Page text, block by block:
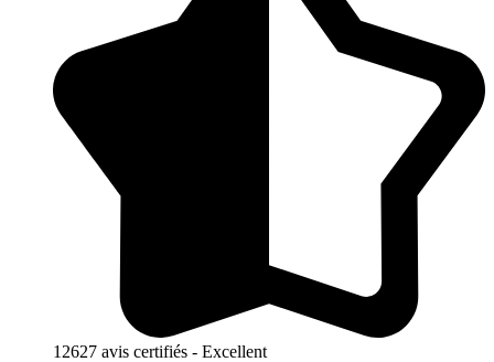
12627 avis certifiés - Excellent